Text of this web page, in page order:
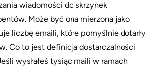
wiadomości do skrzynek
Może być ona mierzona jako
liczbę emaili, które pomyślnie dotarły
Co to jest definicja dostarczalności
wysłałeś tysiąc maili w ramach